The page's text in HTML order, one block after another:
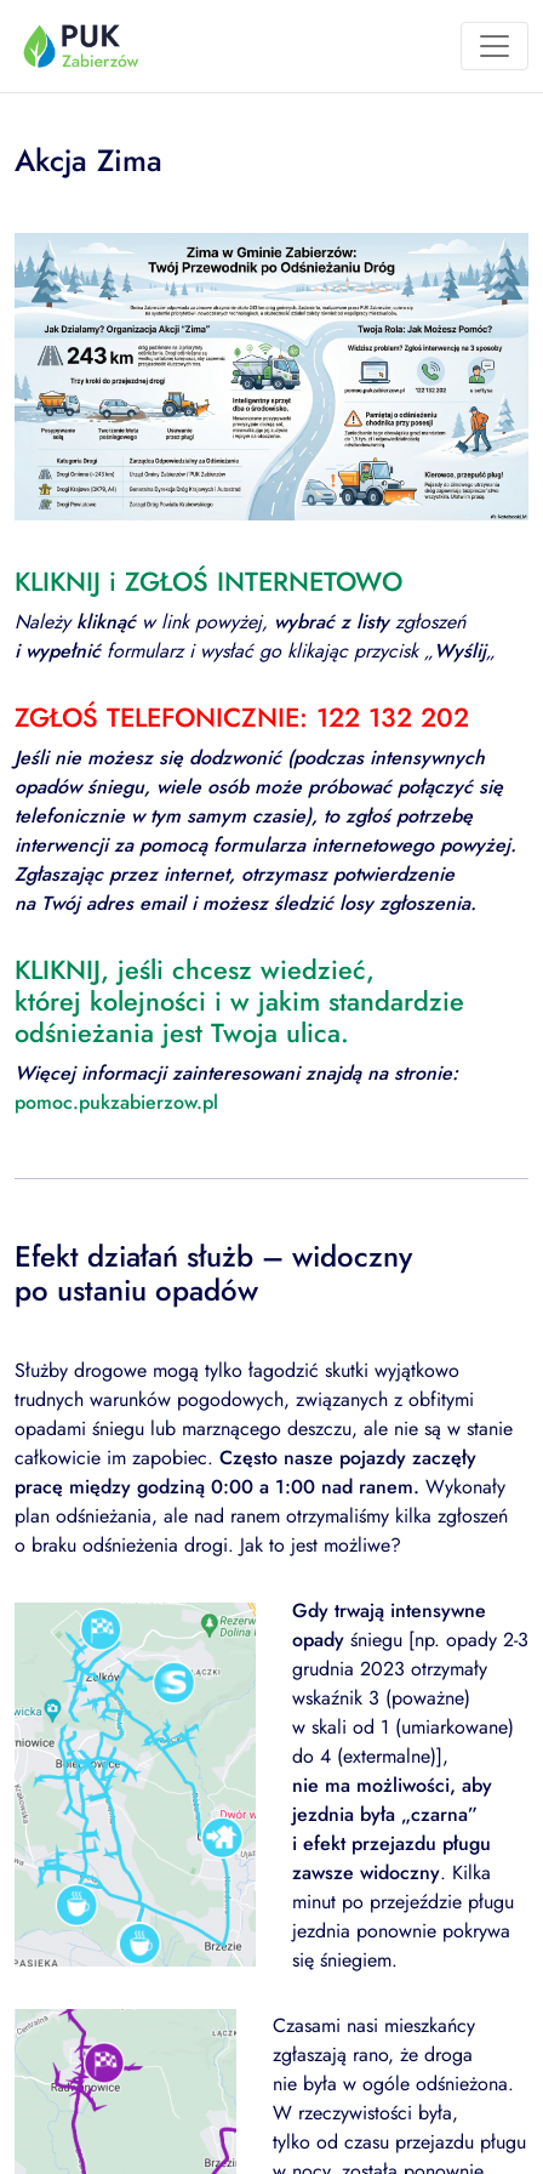
Akcja Zima
KLIKNIJ i ZGŁOŚ INTERNETOWO
Należykliknąćw link powyżej, wybrać z listyzgłoszeń
i wypełnićformularz i wysłać go klikając przycisk „Wyślij„
ZGŁOŚ TELEFONICZNIE: 122 132 202
Jeśli nie możesz się dodzwonić (podczas intensywnych
opadów śniegu, wiele osób może próbować połączyć się
telefonicznie w tym samym czasie), to zgłoś potrzebę
interwencji za pomocą formularza internetowego powyżej.
Zgłaszając przez internet, otrzymasz potwierdzenie
na Twój adres email i możesz śledzić losy zgłoszenia.
KLIKNIJ, jeśli chcesz wiedzieć,
której kolejności i w jakim standardzie
odśnieżania jest Twoja ulica.
Więcej informacji zainteresowani znajdą na stronie:
pomoc.pukzabierzow.pl
Efekt działań służb – widoczny
po ustaniu opadów
Służby drogowe mogą tylko łagodzić skutki wyjątkowo
trudnych warunków pogodowych, związanych z obfitymi
opadami śniegu lub marznącego deszczu, ale nie są w stanie
całkowicie im zapobiec. Często nasze pojazdy zaczęły
pracę między godziną 0:00 a 1:00 nad ranem. Wykonały
plan odśnieżania, ale nad ranem otrzymaliśmy kilka zgłoszeń
o braku odśnieżenia drogi. Jak to jest możliwe?
Gdy trwają intensywne
opady śniegu [np. opady 2-3
grudnia 2023 otrzymały
wskaźnik 3 (poważne)
w skali od 1 (umiarkowane)
do 4 (extermalne)],
nie ma możliwości, aby
jezdnia była „czarna”
i efekt przejazdu pługu
zawsze widoczny. Kilka
minut po przejeździe pługu
jezdnia ponownie pokrywa
się śniegiem.
Czasami nasi mieszkańcy
zgłaszają rano, że droga
nie była w ogóle odśnieżona.
W rzeczywistości była,
tylko od czasu przejazdu pługu